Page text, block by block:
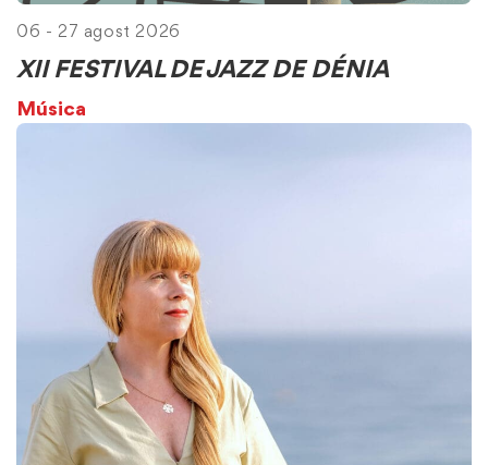
06 - 27 agost 2026
XII FESTIVAL DE JAZZ DE DÉNIA
Música